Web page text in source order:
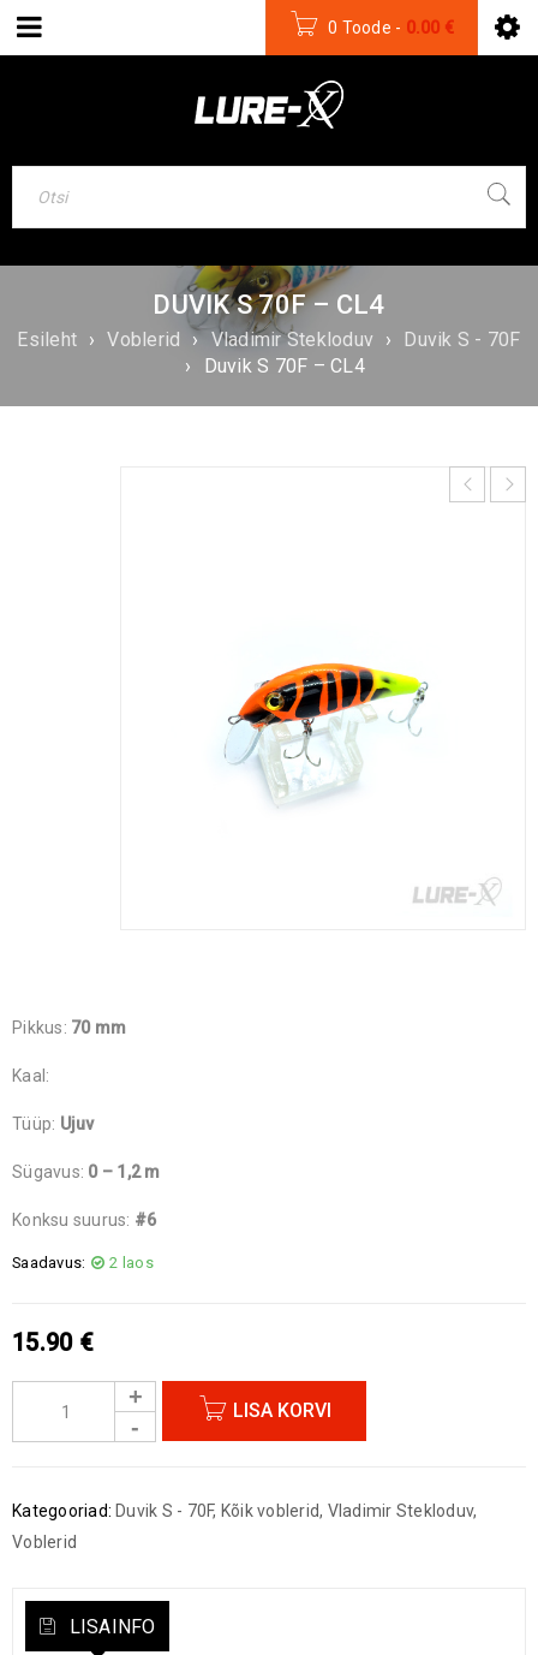
0 Toode - 0.00 €
DUVIK S 70F – CL4
Esileht › Voblerid › Vladimir Stekloduv ›
Duvik S - 70F
›
Duvik S 70F – CL4
Pikkus: 70 mm
Kaal:
Tüüp: Ujuv
Sügavus: 0 – 1,2 m
Konksu suurus: #6
Saadavus: 2 laos
15.90 €
LISA KORVI
Kategooriad: Duvik S - 70F, Kõik voblerid, Vladimir Stekloduv,
Voblerid
LISAINFO